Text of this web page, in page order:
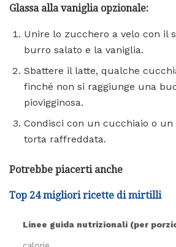
Glassa alla vaniglia opzionale:
Unire lo zucchero a velo con il
burro salato e la vaniglia.
Sbattere il latte, qualche
finché non si raggiunge una
piovigginosa.
Condisci con un cucchiaio o
torta raffreddata.
Potrebbe piacerti anche
Top 24 migliori ricette di mirtilli
Linee guida nutrizionali (per
calorie